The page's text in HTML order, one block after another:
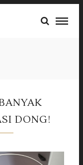
DONG!